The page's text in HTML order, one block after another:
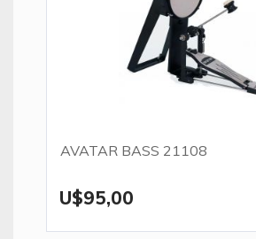
AVATAR BASS 21108
U$95,00